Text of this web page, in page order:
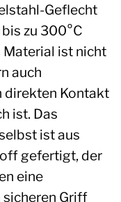
Geflecht
zu 300°C
ist nicht
auch
direkten Kontakt
ist. Das
ist aus
gefertigt, der
eine
sicheren Griff